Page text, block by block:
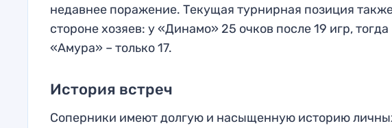
недавнее поражение. Текущая турнирная позиция
стороне хозяев: у «Динамо» 25 очков после 19 игр, тогда
«Амура» – только 17.
История встреч
Соперники имеют долгую и насыщенную историю